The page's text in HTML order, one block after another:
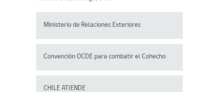
Ministerio de Relaciones Exteriores
Convención OCDE para combatir el Cohecho
CHILE ATIENDE